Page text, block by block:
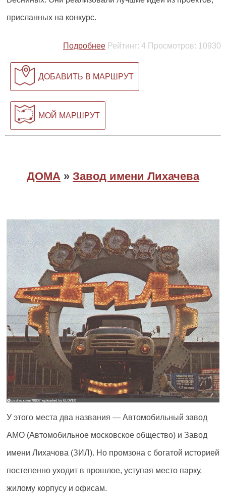
присланных на конкурс.
Подробнее Рейтинг: 4 Просмотров: 10930
ДОБАВИТЬ В МАРШРУТ
МОЙ МАРШРУТ
ДОМА » Завод имени Лихачева
У этого места два названия — Автомобильный завод
АМО (Автомобильное московское общество) и Завод
имени Лихачова (ЗИЛ). Но промзона с богатой историей
постепенно уходит в прошлое, уступая место парку,
жилому корпусу и офисам.